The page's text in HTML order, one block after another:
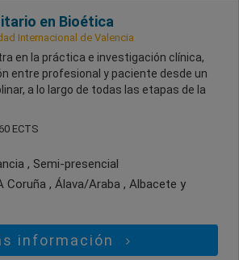
en Bioética
Internacional de Valencia
en la práctica e investigación clínica,
entre profesional y paciente desde un
a lo largo de todas las etapas de la
ECTS
, Semi-presencial
Coruña , Álava/Araba , Albacete y
información